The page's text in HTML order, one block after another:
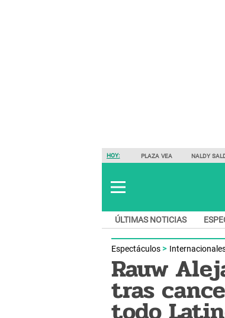
HOY: PLAZA VEA NALDY
ÚLTIMAS NOTICIAS
Espectáculos
Rauw
tras